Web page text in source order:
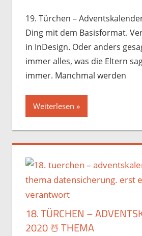
19. Türchen –
Ding mit dem Basisformat.
in InDesign. Oder anders
immer alles, was die Eltern
immer. Manchmal werden
Weiterlesen
18. TÜRCHEN –
2020 ☃️️ THEMA